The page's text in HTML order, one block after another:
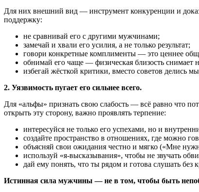
Для них внешний вид — инструмент конкуренции и
поддержку:
не сравнивай его с другими мужчинами;
замечай и хвали его усилия, а не только результат;
говори конкретные комплименты — это ценнее
обнимай его чаще — физическая близость снимает
избегай жёсткой критики, вместо советов делись
2. Уязвимость пугает его сильнее всего.
Для «альфы» признать свою слабость — всё равно что
открыть эту сторону, важно проявлять терпение:
интересуйся не только его успехами, но и
создайте пространство в отношениях, где можно
объясняй свои ожидания честно и мягко («Мне
используй «я-высказывания», чтобы не звучать
дай ему понять, что ты рядом и готова слушать без
Истинная сила мужчины — не в том, чтобы быть